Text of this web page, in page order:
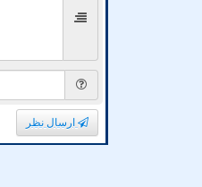
ارسال نظر